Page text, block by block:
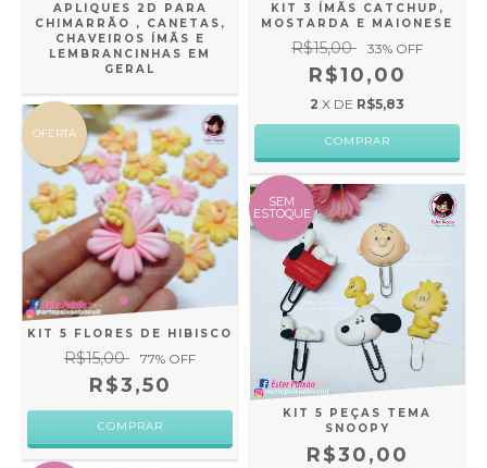
APLIQUES 2D PARA
CHIMARRÃO , CANETAS,
CHAVEIROS ÍMÃS E
LEMBRANCINHAS EM
GERAL
KIT 3 ÍMÃS CATCHUP,
MOSTARDA E MAIONESE
R$15,00 33% OFF
R$10,00
2 X DE R$5,83
OFERTA
KIT 5 FLORES DE HIBISCO
R$15,00 77% OFF
R$3,50
COMPRAR
SEM
ESTOQUE
KIT 5 PEÇAS TEMA
SNOOPY
R$30,00